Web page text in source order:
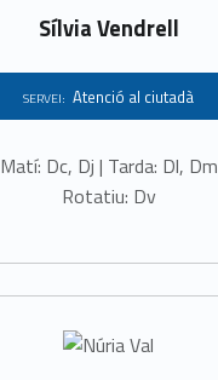
Sílvia Vendrell
SERVEI: Atenció al ciutadà
Matí: Dc, Dj | Tarda: Dl, Dm
Rotatiu: Dv